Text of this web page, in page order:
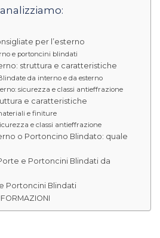
per l’esterno
e portoncini blindati
struttura e caratteristiche
da interno e da esterno
sicurezza e classi antieffrazione
e caratteristiche
e finiture
e classi antieffrazione
o Portoncino Blindato: quale
e Portoncini Blindati da
Portoncini Blindati